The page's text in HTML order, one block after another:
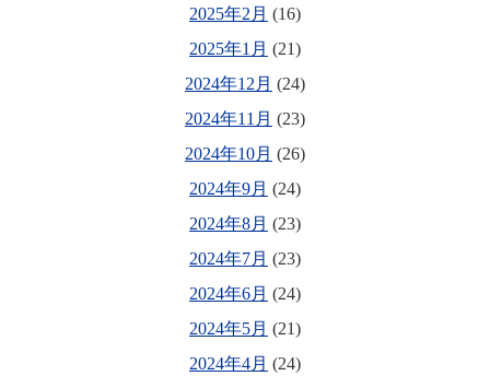
2025年2月 (16)
2025年1月 (21)
2024年12月 (24)
2024年11月 (23)
2024年10月 (26)
2024年9月 (24)
2024年8月 (23)
2024年7月 (23)
2024年6月 (24)
2024年5月 (21)
2024年4月 (24)